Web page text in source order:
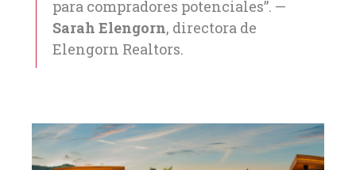
para compradores potenciales”. —
Sarah Elengorn, directora de
Elengorn Realtors.